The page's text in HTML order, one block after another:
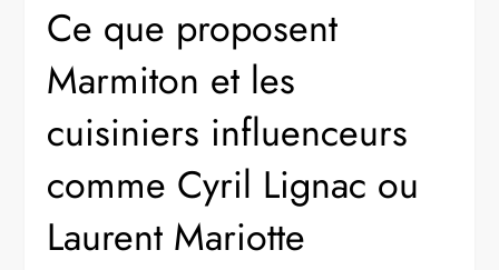
Ce que proposent
Marmiton et les
cuisiniers influenceurs
comme Cyril Lignac ou
Laurent Mariotte